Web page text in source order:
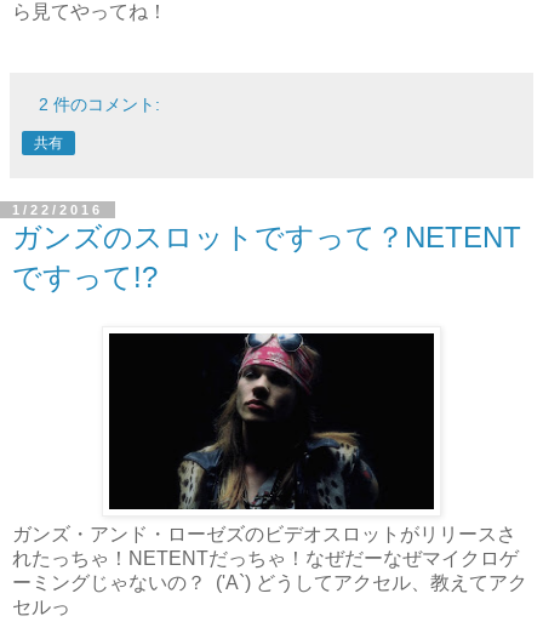
ら見てやってね！
2 件のコメント:
共有
1/22/2016
ガンズのスロットですって？NETENT
ですって!?
ガンズ・アンド・ローゼズのビデオスロットがリリースさ
れたっちゃ！NETENTだっちゃ！なぜだーなぜマイクロゲ
ーミングじゃないの？ ('A`) どうしてアクセル、教えてアク
セルっ